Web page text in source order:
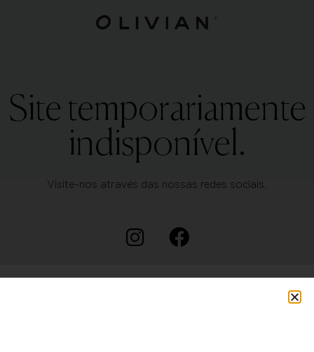
Site temporariamente
indisponível.
Visite-nos através das nossas redes sociais.